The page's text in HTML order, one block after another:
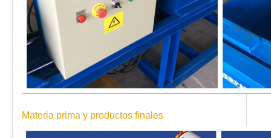
Materia prima y productos finales